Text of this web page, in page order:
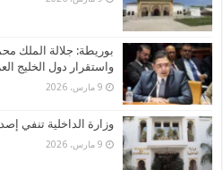
بوريطة: جلالة الملك
واستقرار دول الخليج
9 مارس، 2026
وزارة الداخلية تنفي
9 مارس، 2026